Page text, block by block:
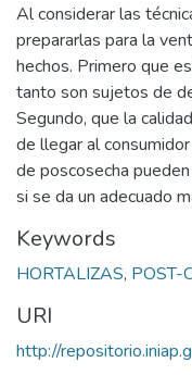
Al considerar las
prepararlas para la
hechos. Primero que
tanto son sujetos de
Segundo, que la
de llegar al
de poscosecha
si se da un adecuado
Keywords
HORTALIZAS, POST-
URI
http://